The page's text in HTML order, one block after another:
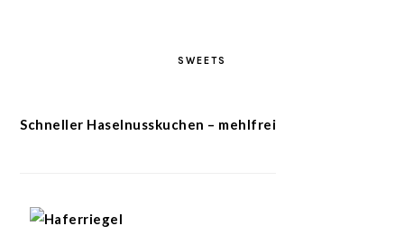
SWEETS
Schneller Haselnusskuchen – mehlfrei